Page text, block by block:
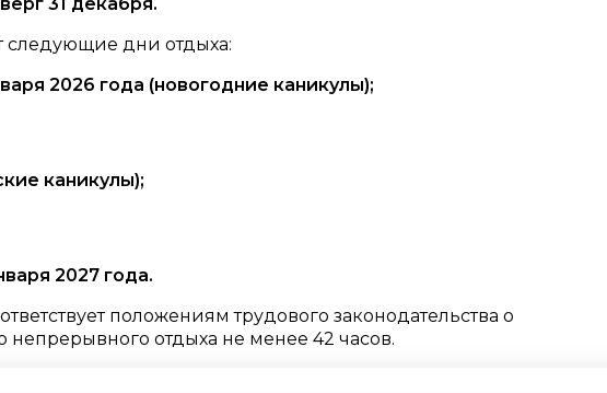
следующие дни отдыха:
2026 года (новогодние каникулы);
каникулы);
2027 года.
положениям трудового законодательства о
отдыха не менее 42 часов.